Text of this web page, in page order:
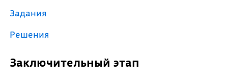
Задания
Решения
Заключительный этап